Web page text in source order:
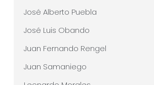
José Alberto Puebla
José Luis Obando
Juan Fernando Rengel
Juan Samaniego